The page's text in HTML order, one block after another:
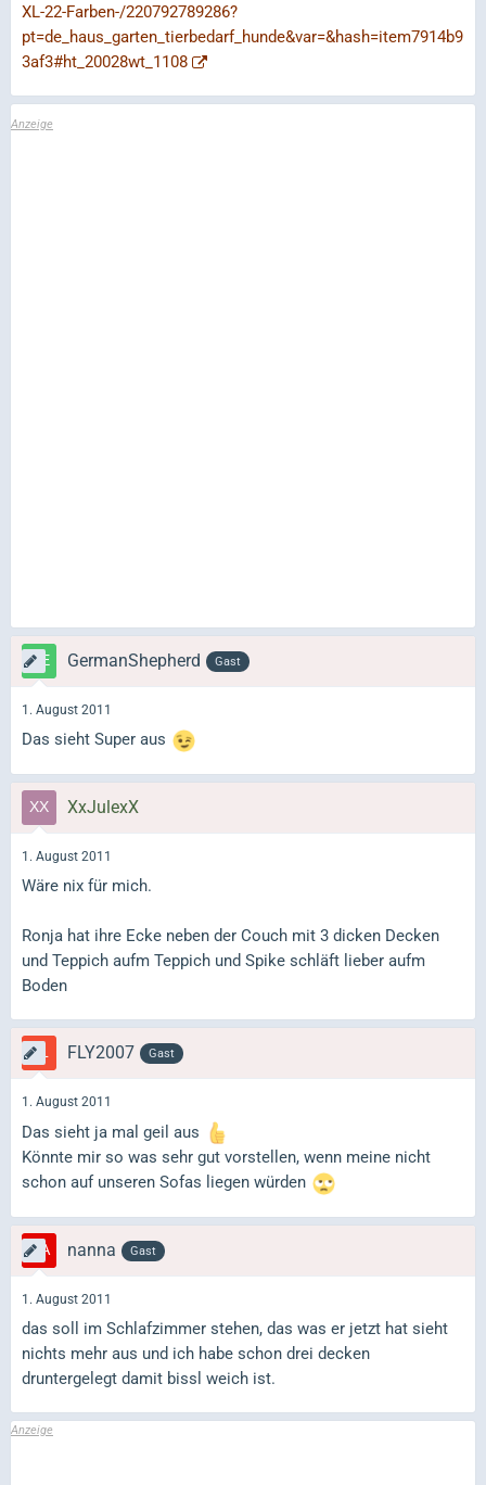
XL-22-Farben-/220792789286?
pt=de_haus_garten_tierbedarf_hunde&var=&hash=item7914b9
3af3#ht_20028wt_1108
GermanShepherd Gast
1. August 2011
Das sieht Super aus
XxJulexX
1. August 2011
Wäre nix für mich.
Ronja hat ihre Ecke neben der Couch mit 3 dicken Decken
und Teppich aufm Teppich und Spike schläft lieber aufm
Boden
FLY2007 Gast
1. August 2011
Das sieht ja mal geil aus
Könnte mir so was sehr gut vorstellen, wenn meine nicht
schon auf unseren Sofas liegen würden
nanna Gast
1. August 2011
das soll im Schlafzimmer stehen, das was er jetzt hat sieht
nichts mehr aus und ich habe schon drei decken
druntergelegt damit bissl weich ist.